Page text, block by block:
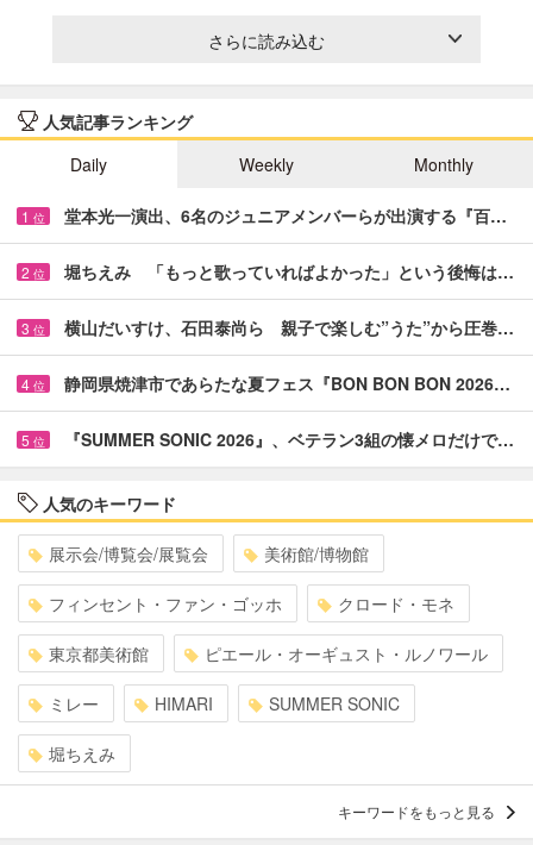
さらに読み込む
人気記事ランキング
Daily
Weekly Monthly
1 位 堂本光一演出、6名のジュニアメンバーらが出演する『百…
2 位 堀ちえみ 「もっと歌っていればよかった」という後悔は…
3 位 横山だいすけ、石田泰尚ら 親子で楽しむ”うた”から圧巻…
4 位 静岡県焼津市であらたな夏フェス『BON BON BON 2026…
5 位 『SUMMER SONIC 2026』、ベテラン3組の懐メロだけで…
人気のキーワード
展示会/博覧会/展覧会 美術館/博物館
フィンセント・ファン・ゴッホ クロード・モネ
東京都美術館 ピエール・オーギュスト・ルノワール
ミレー HIMARI SUMMER SONIC
堀ちえみ
キーワードをもっと見る